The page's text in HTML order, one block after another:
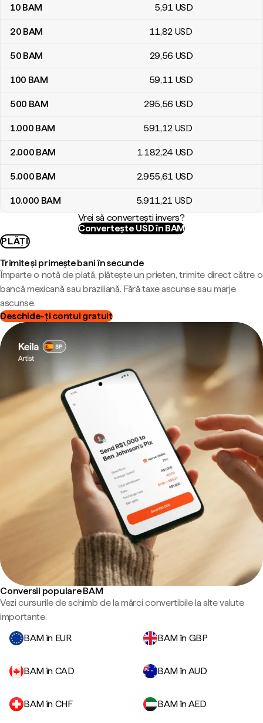
10 BAM 5,91 USD
20 BAM 11,82 USD
50 BAM 29,56 USD
100 BAM 59,11 USD
500 BAM 295,56 USD
1.000 BAM 591,12 USD
2.000 BAM 1.182,24 USD
5.000 BAM 2.955,61 USD
10.000 BAM 5.911,21 USD
Vrei să convertești invers?
Convertește USD în BAM
PLĂȚI
Trimite și primește bani în secunde
Împarte o notă de plată, plătește un prieten, trimite direct către o
bancă mexicană sau braziliană. Fără taxe ascunse sau marje
ascunse.
Deschide-ți contul gratuit
Conversii populare BAM
Vezi cursurile de schimb de la mărci convertibile la alte valute
importante.
BAM în EUR
BAM în GBP
BAM în CAD BAM în AUD
BAM în CHF BAM în AED